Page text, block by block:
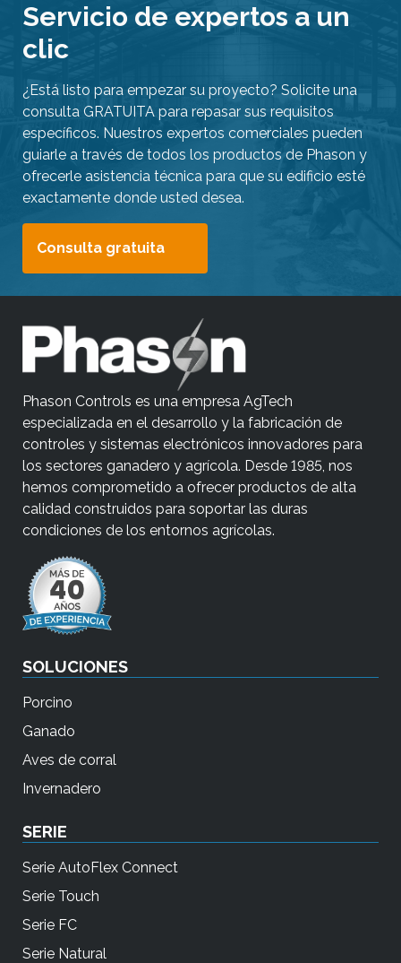
Servicio de expertos a un
clic
¿Está listo para empezar su proyecto? Solicite una
consulta GRATUITA para repasar sus requisitos
específicos. Nuestros expertos comerciales pueden
guiarle a través de todos los productos de Phason y
ofrecerle asistencia técnica para que su edificio esté
exactamente donde usted desea.
Consulta gratuita
Phason Controls es una empresa AgTech
especializada en el desarrollo y la fabricación de
controles y sistemas electrónicos innovadores para
los sectores ganadero y agrícola. Desde 1985, nos
hemos comprometido a ofrecer productos de alta
calidad construidos para soportar las duras
condiciones de los entornos agrícolas.
SOLUCIONES
Porcino
Ganado
Aves de corral
Invernadero
SERIE
Serie AutoFlex Connect
Serie Touch
Serie FC
Serie Natural